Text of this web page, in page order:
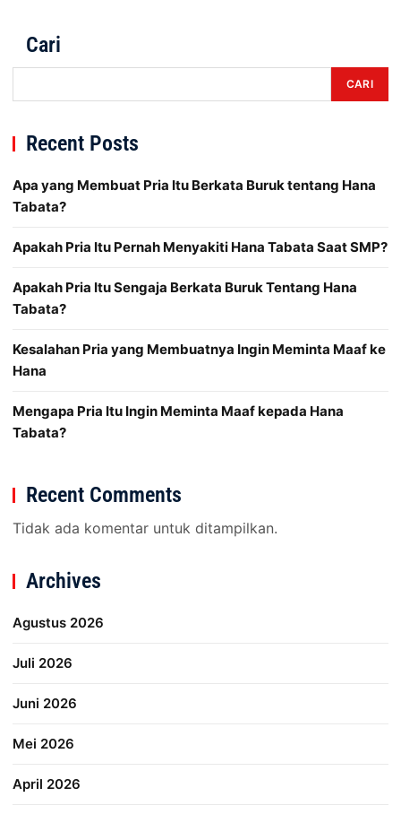
Cari
CARI
Recent Posts
Apa yang Membuat Pria Itu Berkata Buruk tentang Hana
Tabata?
Apakah Pria Itu Pernah Menyakiti Hana Tabata Saat SMP?
Apakah Pria Itu Sengaja Berkata Buruk Tentang Hana
Tabata?
Kesalahan Pria yang Membuatnya Ingin Meminta Maaf ke
Hana
Mengapa Pria Itu Ingin Meminta Maaf kepada Hana
Tabata?
Recent Comments
Tidak ada komentar untuk ditampilkan.
Archives
Agustus 2026
Juli 2026
Juni 2026
Mei 2026
April 2026